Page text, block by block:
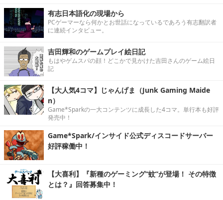
有志日本語化の現場から
PCゲーマーなら何かとお世話になっているであろう有志翻訳者
に連続インタビュー。
吉田輝和のゲームプレイ絵日記
もはやゲムスパの顔！どこかで見かけた吉田さんのゲーム絵日
記
【大人気4コマ】じゃんげま（Junk Gaming Maide
n）
Game*Sparkの一大コンテンツに成長した4コマ。単行本も好評
発売中！
Game*Spark/インサイド公式ディスコードサーバー
好評稼働中！
【大喜利】『新種のゲーミング“蚊”が登場！ その特徴
とは？』回答募集中！